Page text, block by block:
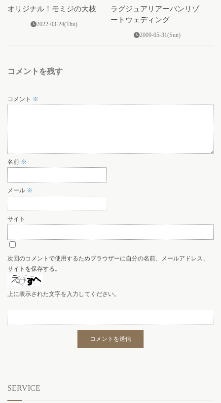
オリジナル！モミジの大枝
2022-03-24(Thu)
ラグジュアリアーバンリゾ
ートウェディング
2009-05-31(Sun)
コメントを残す
コメント ※
名前 ※
メール ※
サイト
次回のコメントで使用するためブラウザーに自分の名前、メールアドレス、
サイトを保存する。
上に表示された文字を入力してください。
SERVICE